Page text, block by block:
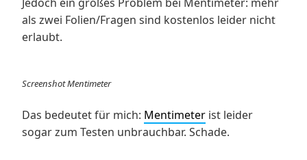
als zwei Folien/Fragen sind kostenlos leider nicht
erlaubt.
Screenshot Mentimeter
Das bedeutet für mich: Mentimeter ist leider
sogar zum Testen unbrauchbar. Schade.